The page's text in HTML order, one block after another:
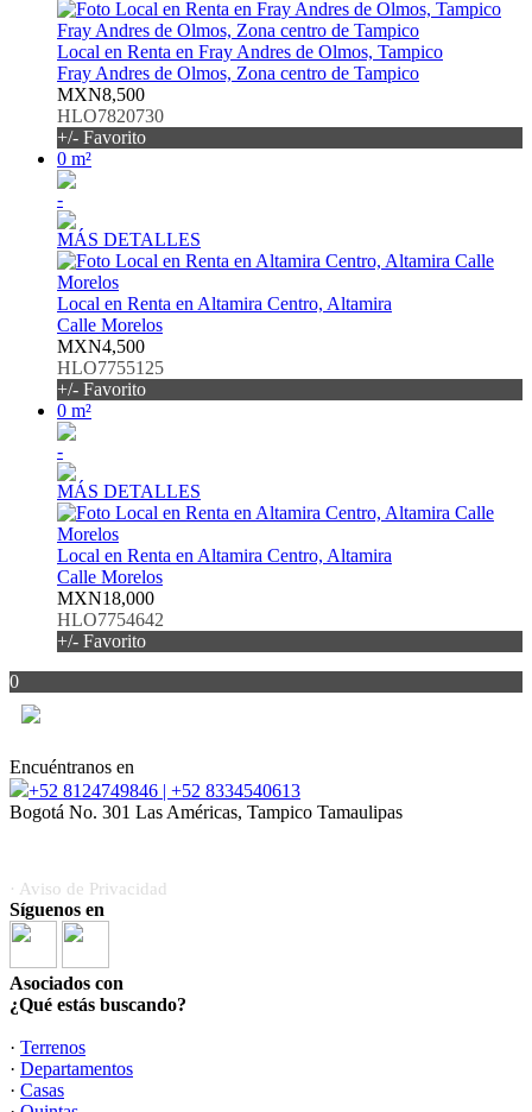
Local en Renta en Fray Andres de Olmos, Tampico
Fray Andres de Olmos, Zona centro de Tampico
MXN8,500
HLO7820730
+/- Favorito
0 m²
-
MÁS DETALLES
Local en Renta en Altamira Centro, Altamira
Calle Morelos
MXN4,500
HLO7755125
+/- Favorito
0 m²
-
MÁS DETALLES
Local en Renta en Altamira Centro, Altamira
Calle Morelos
MXN18,000
HLO7754642
+/- Favorito
0
Encuéntranos en
+52 8124749846 | +52 8334540613
Bogotá No. 301 Las Américas, Tampico Tamaulipas
· Aviso de Privacidad
Síguenos en
Asociados con
¿Qué estás buscando?
· Terrenos
· Departamentos
· Casas